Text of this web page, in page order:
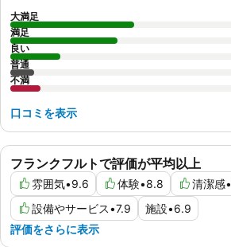
フランクフルトで評価が平均以上
雰囲気•9.6 体験•8.8 清潔感•
設備やサービス•7.9 施設•6.9
評価をさらに表示
大満足
満足
良い
普通
不満
口コミを表示